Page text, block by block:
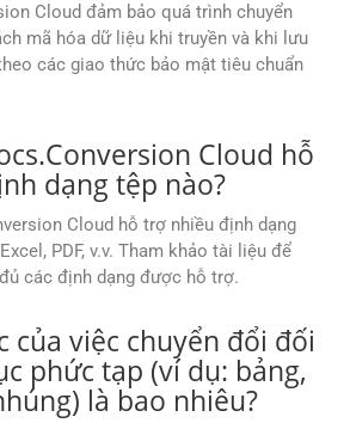
Cloud đảm bảo quá trình chuyển
mã hóa dữ liệu khi truyền và khi lưu
các giao thức bảo mật tiêu chuẩn
Cloud hỗ
dạng tệp nào?
Cloud hỗ trợ nhiều định dạng
PDF, v.v. Tham khảo tài liệu để
các định dạng được hỗ trợ.
của việc chuyển đổi đối
phức tạp (ví dụ: bảng,
là bao nhiêu?